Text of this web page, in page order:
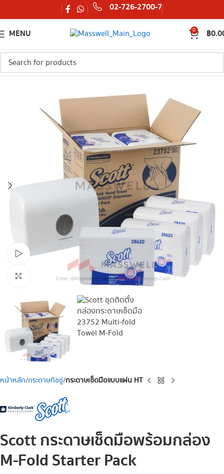
02-726-2700-7
MENU 0 ฿
Watch video
Click to enlarge
หน้าหลัก กระดาษทิชชู่ กระดาษเช็ดมือแบบแผ่น HT
Scott กระดาษเช็ดมือพร้อมกล่อง
M-Fold Starter Pack